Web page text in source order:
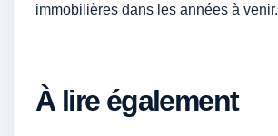
immobilières dans les années à venir.
À lire également